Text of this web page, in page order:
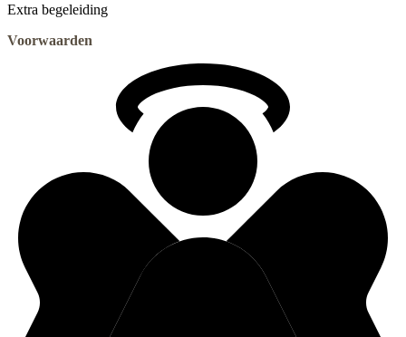
Extra begeleiding
Voorwaarden